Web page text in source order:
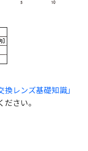
換レンズ基礎知識」
ださい。